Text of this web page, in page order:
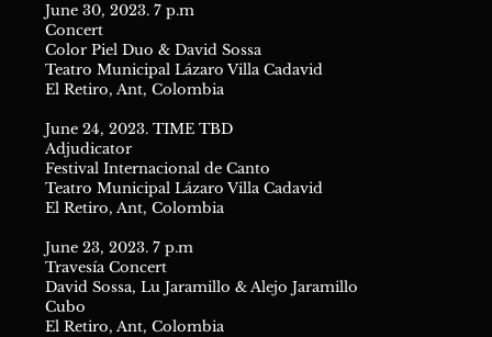
June 30, 2023. 7 p.m
Concert
Color Piel Duo & David Sossa
Teatro Municipal Lázaro Villa Cadavid
El Retiro, Ant, Colombia
June 24, 2023. TIME TBD
Adjudicator
Festival Internacional de Canto
Teatro Municipal Lázaro Villa Cadavid
El Retiro, Ant, Colombia
June 23, 2023. 7 p.m
Travesía Concert
David Sossa, Lu Jaramillo & Alejo Jaramillo
Cubo
El Retiro, Ant, Colombia